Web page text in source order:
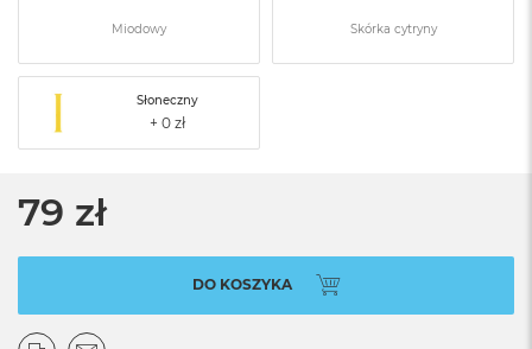
Miodowy Skórka cytryny
Słoneczny
79 zł
DO KOSZYKA